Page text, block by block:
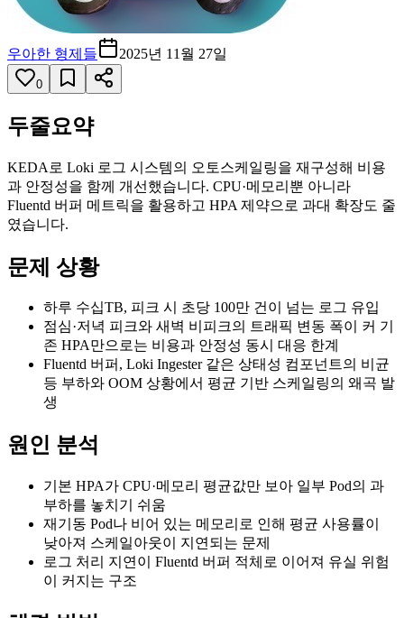
우아한 형제들 2025년 11월 27일
0
두줄요약
KEDA로 Loki 로그 시스템의 오토스케일링을 재구성해 비용
과 안정성을 함께 개선했습니다. CPU·메모리뿐 아니라
Fluentd 버퍼 메트릭을 활용하고 HPA 제약으로 과대 확장도 줄
였습니다.
문제 상황
하루 수십TB, 피크 시 초당 100만 건이 넘는 로그 유입
점심·저녁 피크와 새벽 비피크의 트래픽 변동 폭이 커 기
존 HPA만으로는 비용과 안정성 동시 대응 한계
Fluentd 버퍼, Loki Ingester 같은 상태성 컴포넌트의 비균
등 부하와 OOM 상황에서 평균 기반 스케일링의 왜곡 발
생
원인 분석
기본 HPA가 CPU·메모리 평균값만 보아 일부 Pod의 과
부하를 놓치기 쉬움
재기동 Pod나 비어 있는 메모리로 인해 평균 사용률이
낮아져 스케일아웃이 지연되는 문제
로그 처리 지연이 Fluentd 버퍼 적체로 이어져 유실 위험
이 커지는 구조